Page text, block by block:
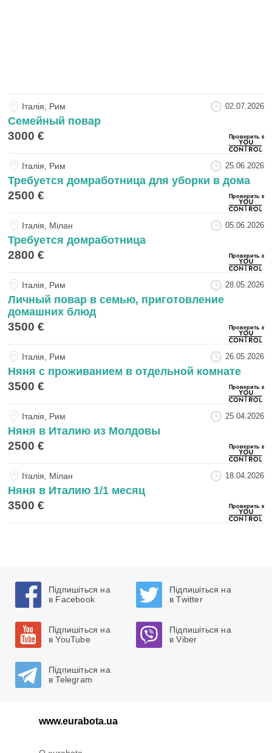
Iталiя, Рим 02.07.2026
Семейный повар
3000 €
Iталiя, Рим 25.06.2026
Требуется домработница для уборки в дома
2500 €
Iталiя, Мілан 05.06.2026
Требуется домработница
2800 €
Iталiя, Рим 28.05.2026
Личный повар в семью, приготовление
домашних блюд
3500 €
Iталiя, Рим 26.05.2026
Няня с проживанием в отдельной комнате
3500 €
Iталiя, Рим 25.04.2026
Няня в Италию из Молдовы
2500 €
Iталiя, Мілан 18.04.2026
Няня в Италию 1/1 месяц
3500 €
Підпишіться на
в Facebook
Підпишіться на
в Twitter
Підпишіться на
в YouTube
Підпишіться на
в Viber
Підпишіться на
в Telegram
www.eurabota.ua